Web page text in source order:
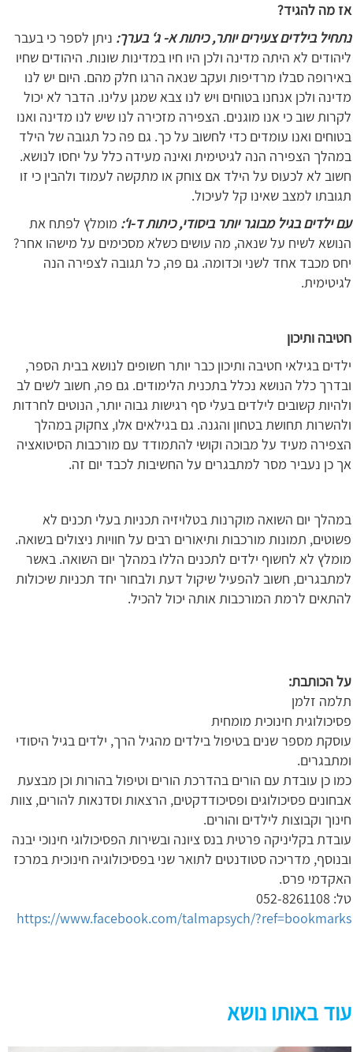
אז מה להגיד?
נתחיל בילדים צעירים יותר, כיתות א- ג‘ בערך: ניתן לספר כי בעבר
ליהודים לא היתה מדינה ולכן היו חיו במדינות שונות. היהודים שחיו
באירופה סבלו מרדיפות ועקב שנאה הרגו חלק מהם. היום יש לנו
מדינה ולכן אנחנו בטוחים ויש לנו צבא שמגן עלינו. הדבר לא יכול
לקרות שוב כי אנו מוגנים. הצפירה מזכירה לנו שיש לנו מדינה ואנו
בטוחים ואנו עומדים כדי לחשוב על כך. גם פה כל תגובה של הילד
במהלך הצפירה הנה לגיטימית ואינה מעידה כלל על יחסו לנושא.
חשוב לא לכעוס על הילד אם צוחק או מתקשה לעמוד ולהבין כי זו
תגובתו למצב שאינו קל לעיכול.
עם ילדים בגיל מבוגר יותר ביסודי, כיתות ד-ו‘: מומלץ לפתח את
הנושא לשיח על שנאה, מה עושים כשלא מסכימים על מישהו אחר?
יחס מכבד אחד לשני וכדומה. גם פה, כל תגובה לצפירה הנה
לגיטימית.
חטיבה ותיכון
ילדים בגילאי חטיבה ותיכון כבר יותר חשופים לנושא בבית הספר,
ובדרך כלל הנושא נכלל בתכנית הלימודים. גם פה, חשוב לשים לב
ולהיות קשובים לילדים בעלי סף רגישות גבוה יותר, הנוטים לחרדות
ולהשרות תחושת בטחון והגנה. גם בגילאים אלו, צחקוק במהלך
הצפירה מעיד על מבוכה וקושי להתמודד עם מורכבות הסיטואציה
אך כן נעביר מסר למתבגרים על החשיבות לכבד יום זה.
במהלך יום השואה מוקרנות בטלויזיה תכניות בעלי תכנים לא
פשוטים, תמונות מורכבות ותיאורים רבים על חוויות ניצולים בשואה.
מומלץ לא לחשוף ילדים לתכנים הללו במהלך יום השואה. באשר
למתבגרים, חשוב להפעיל שיקול דעת ולבחור יחד תכניות שיכולות
להתאים לרמת המורכבות אותה יכול להכיל.
על הכותבת:
תלמה זלמן
פסיכולוגית חינוכית מומחית
עוסקת מספר שנים בטיפול בילדים מהגיל הרך, ילדים בגיל היסודי
ומתבגרים.
כמו כן עובדת עם הורים בהדרכת הורים וטיפול בהורות וכן מבצעת
אבחונים פסיכולוגים ופסיכודדקטים, הרצאות וסדנאות להורים, צוות
חינוך וקבוצות לילדים והורים.
עובדת בקליניקה פרטית בנס ציונה ובשירות הפסיכולוגי חינוכי יבנה
ובנוסף, מדריכה סטודנטים לתואר שני בפסיכולוגיה חינוכית במרכז
האקדמי פרס.
טל: 052-8261108
https://www.facebook.com/talmapsych/?ref=bookmarks
עוד באותו נושא